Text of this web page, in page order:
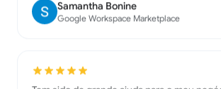
uma instalação essencial, obrigado à equipe!